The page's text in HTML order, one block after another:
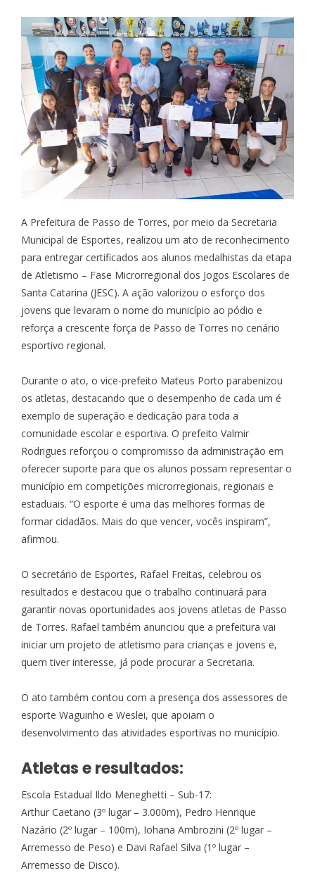
A Prefeitura de Passo de Torres, por meio da Secretaria
Municipal de Esportes, realizou um ato de reconhecimento
para entregar certificados aos alunos medalhistas da etapa
de Atletismo – Fase Microrregional dos Jogos Escolares de
Santa Catarina (JESC). A ação valorizou o esforço dos
jovens que levaram o nome do município ao pódio e
reforça a crescente força de Passo de Torres no cenário
esportivo regional.
Durante o ato, o vice-prefeito Mateus Porto parabenizou
os atletas, destacando que o desempenho de cada um é
exemplo de superação e dedicação para toda a
comunidade escolar e esportiva. O prefeito Valmir
Rodrigues reforçou o compromisso da administração em
oferecer suporte para que os alunos possam representar o
município em competições microrregionais, regionais e
estaduais. “O esporte é uma das melhores formas de
formar cidadãos. Mais do que vencer, vocês inspiram”,
afirmou.
O secretário de Esportes, Rafael Freitas, celebrou os
resultados e destacou que o trabalho continuará para
garantir novas oportunidades aos jovens atletas de Passo
de Torres. Rafael também anunciou que a prefeitura vai
iniciar um projeto de atletismo para crianças e jovens e,
quem tiver interesse, já pode procurar a Secretaria.
O ato também contou com a presença dos assessores de
esporte Waguinho e Weslei, que apoiam o
desenvolvimento das atividades esportivas no município.
Atletas e resultados:
Escola Estadual Ildo Meneghetti – Sub-17:
Arthur Caetano (3º lugar – 3.000m), Pedro Henrique
Nazário (2º lugar – 100m), Iohana Ambrozini (2º lugar –
Arremesso de Peso) e Davi Rafael Silva (1º lugar –
Arremesso de Disco).